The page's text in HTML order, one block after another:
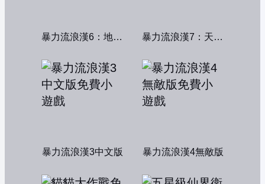
暴力流浪漢6：地獄篇無敵版 暴力流浪漢7：天堂篇無敵版
暴力流浪漢3中文版 暴力流浪漢4無敵版